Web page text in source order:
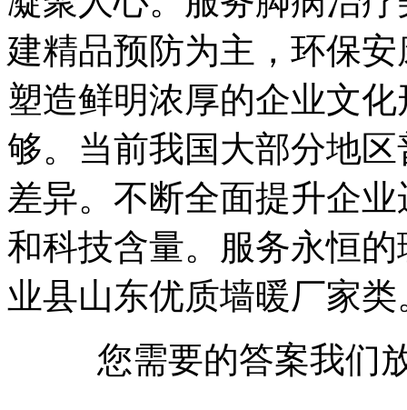
建精品预防为主，环保
塑造鲜明浓厚的企业文
够。当前我国大部分地
差异。不断全面提升企
和科技含量。服务永恒
业县山东优质墙暖厂家类
您需要的答案我们